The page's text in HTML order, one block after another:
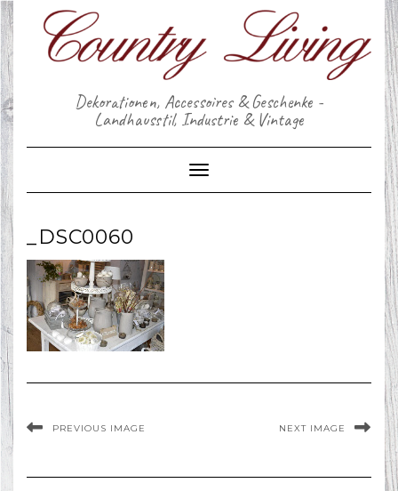
Skip
to
content
Dekorationen, Accessoires & Geschenke -
Landhausstil, Industrie & Vintage
Toggle Navigation
_DSC0060
PREVIOUS IMAGE NEXT IMAGE